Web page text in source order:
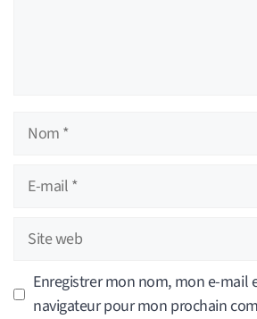
Nom
Site
web
Enregistrer mon nom, mon e-mail
navigateur pour mon prochain